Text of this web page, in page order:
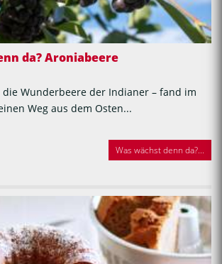
da? Aroniabeere
die Wunderbeere der Indianer – fand im
Weg aus dem Osten...
Was wächst denn da?...